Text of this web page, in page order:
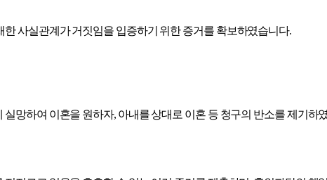
사실관계가 거짓임을 입증하기 위한 증거를 확보하였습니다.
망하여 이혼을 원하자, 아내를 상대로 이혼 등 청구의 반소를 제기하